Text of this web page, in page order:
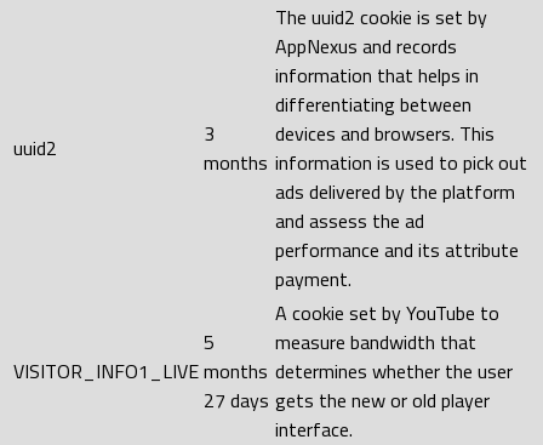
uuid2
3
months
The uuid2 cookie is set by
AppNexus and records
information that helps in
differentiating between
devices and browsers. This
information is used to pick out
ads delivered by the platform
and assess the ad
performance and its attribute
payment.
VISITOR_INFO1_LIVE
5
months
27 days
A cookie set by YouTube to
measure bandwidth that
determines whether the user
gets the new or old player
interface.